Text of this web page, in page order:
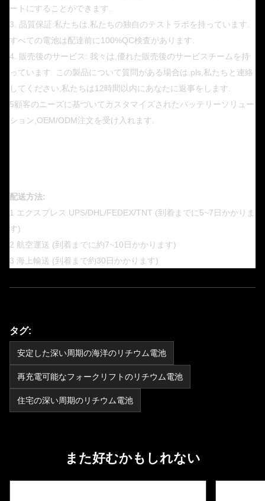
ートにすることができます.
3. 品質保証:私たちは,私たちの独自のテストラボを持っています.
すべての電池は配達前に100%QC検査があります.
4. 販売後のサービス: 我々は,優れた販売後のサービスチームを持
っています. この製品について質問がある場合は,pls,私たちと連絡
してください,私たちは12時間以内にあなたに返事をします.
5顧客のニーズに基づいてカスタマイズされたバッテリーソリュー
ション,OEM/ODM注文を受け入れます.
配送方法:
1 エクスプレス UPS/DHL/FEDEX/TNT (到着までに5~7日かかりま
す)
2 航空運送 (到着までに約7~10日かかります)
3 海上輸送 (到着まで約30日かかります)
タグ:
安定した深い周期の海洋のリチウム電池
再充電可能なフォークリフトのリチウム電池
住宅の深い周期のリチウム電池
また好むかもしれない